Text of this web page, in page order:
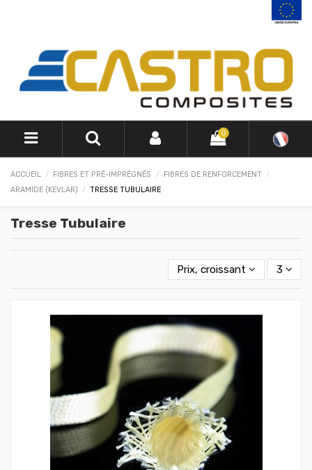
0
ACCUEIL FIBRES ET PRÉ-IMPRÉGNÉS
FIBRES DE RENFORCEMENT
ARAMIDE (KEVLAR)
TRESSE TUBULAIRE
Tresse Tubulaire
Prix, croissant 3